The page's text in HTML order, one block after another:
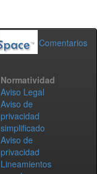
Comentarios
Normatividad
Aviso Legal
Aviso de
privacidad
simplificado
Aviso de
privacidad
Lineamientos